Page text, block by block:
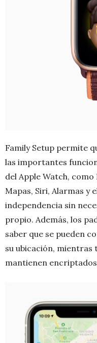
Family Setup permite
las importantes
del Apple Watch,
Mapas, Siri, Alarmas y
independencia sin
propio. Además, los
saber que se pueden
su ubicación, mientras
mantienen